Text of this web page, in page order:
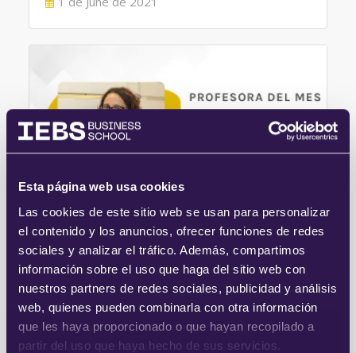
Esta página web usa cookies
Las cookies de este sitio web se usan para personalizar
el contenido y los anuncios, ofrecer funciones de redes
sociales y analizar el tráfico. Además, compartimos
información sobre el uso que haga del sitio web con
nuestros partners de redes sociales, publicidad y análisis
web, quienes pueden combinarla con otra información
que les haya proporcionado o que hayan recopilado a
partir del uso que haya hecho de sus servicios.
Profesora del mes: Laura María
Vázquez Viaño
Casi llegando al ecuador de este 2021 damos la
bienvenida a mayo y os presentamos nuestra